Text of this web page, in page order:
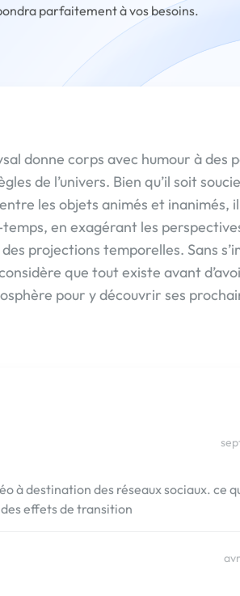
parfaitement à vos besoins.
donne corps avec humour à des
de l’univers. Bien qu’il soit
les objets animés et inanimés,
en exagérant les
projections temporelles. Sans
que tout existe avant
pour y découvrir ses
à destination des réseaux sociaux. ce
effets de transition